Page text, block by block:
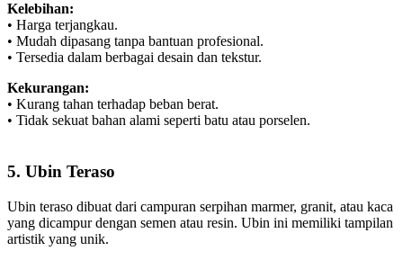
Kelebihan:
• Harga terjangkau.
• Mudah dipasang tanpa bantuan profesional.
• Tersedia dalam berbagai desain dan tekstur.
Kekurangan:
• Kurang tahan terhadap beban berat.
• Tidak sekuat bahan alami seperti batu atau porselen.
5. Ubin Teraso
Ubin teraso dibuat dari campuran serpihan marmer, granit, atau kaca
yang dicampur dengan semen atau resin. Ubin ini memiliki tampilan
artistik yang unik.